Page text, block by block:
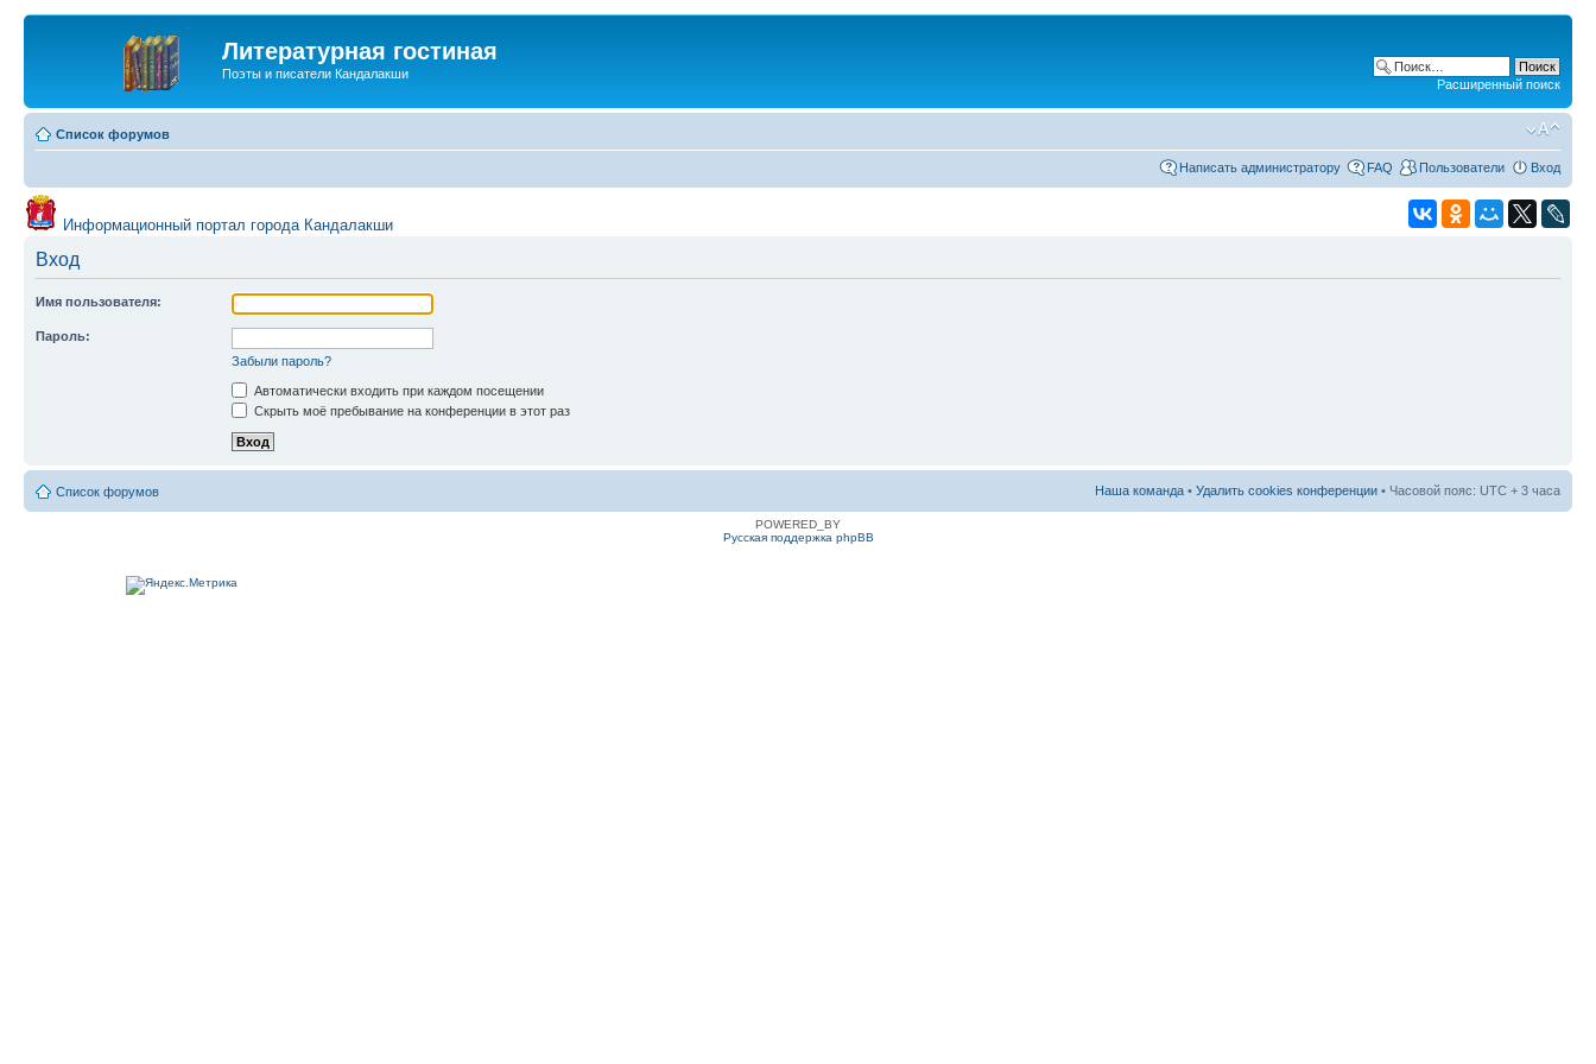
Литературная гостиная
Поэты и писатели Кандалакши
Расширенный поиск
Список форумов
Написать администратору FAQ Пользователи Вход
Информационный портал города Кандалакши
Вход
Имя пользователя:
Пароль:
Забыли пароль?
Автоматически входить при каждом посещении
Скрыть моё пребывание на конференции в этот раз
Список форумов Наша команда • Удалить cookies конференции • Часовой пояс: UTC + 3 часа
POWERED_BY
Русская поддержка phpBB